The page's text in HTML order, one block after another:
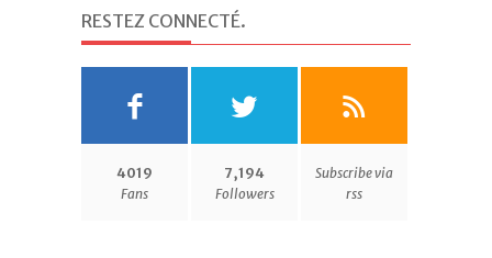
RESTEZ CONNECTÉ.
4019
Fans
7,194
Followers
Subscribe via
rss